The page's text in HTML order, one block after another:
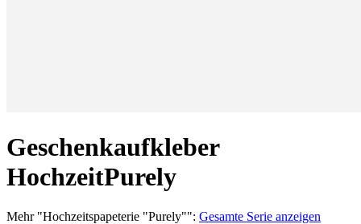
Geschenkaufkleber
HochzeitPurely
Mehr"Hochzeitspapeterie "Purely"": Gesamte Serie anzeigen